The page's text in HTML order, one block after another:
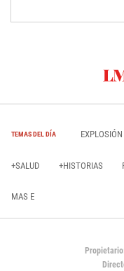
TEMAS DEL DÍA
+SALUD +HISTORIAS
MAS E